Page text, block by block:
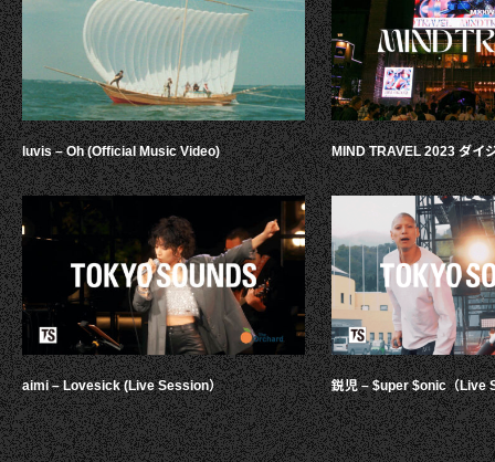
luvis – Oh (Official Music Video)
aimi – Lovesick (Live Session）
MIND TRAVEL 2023 ダイ
鋭児 – $uper $onic（Live